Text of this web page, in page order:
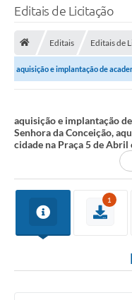
Editais de Licitação
Editais Editais de
aquisição e implantação de
aquisição e implantação
Senhora da Conceição,
cidade na Praça 5 de Abril
1